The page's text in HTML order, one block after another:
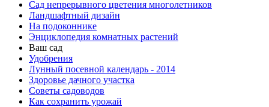
Сад непрерывного цветения многолетников
Ландшафтный дизайн
На подоконнике
Энциклопедия комнатных растений
Ваш сад
Удобрения
Лунный посевной календарь - 2014
Здоровье дачного участка
Советы садоводов
Как сохранить урожай